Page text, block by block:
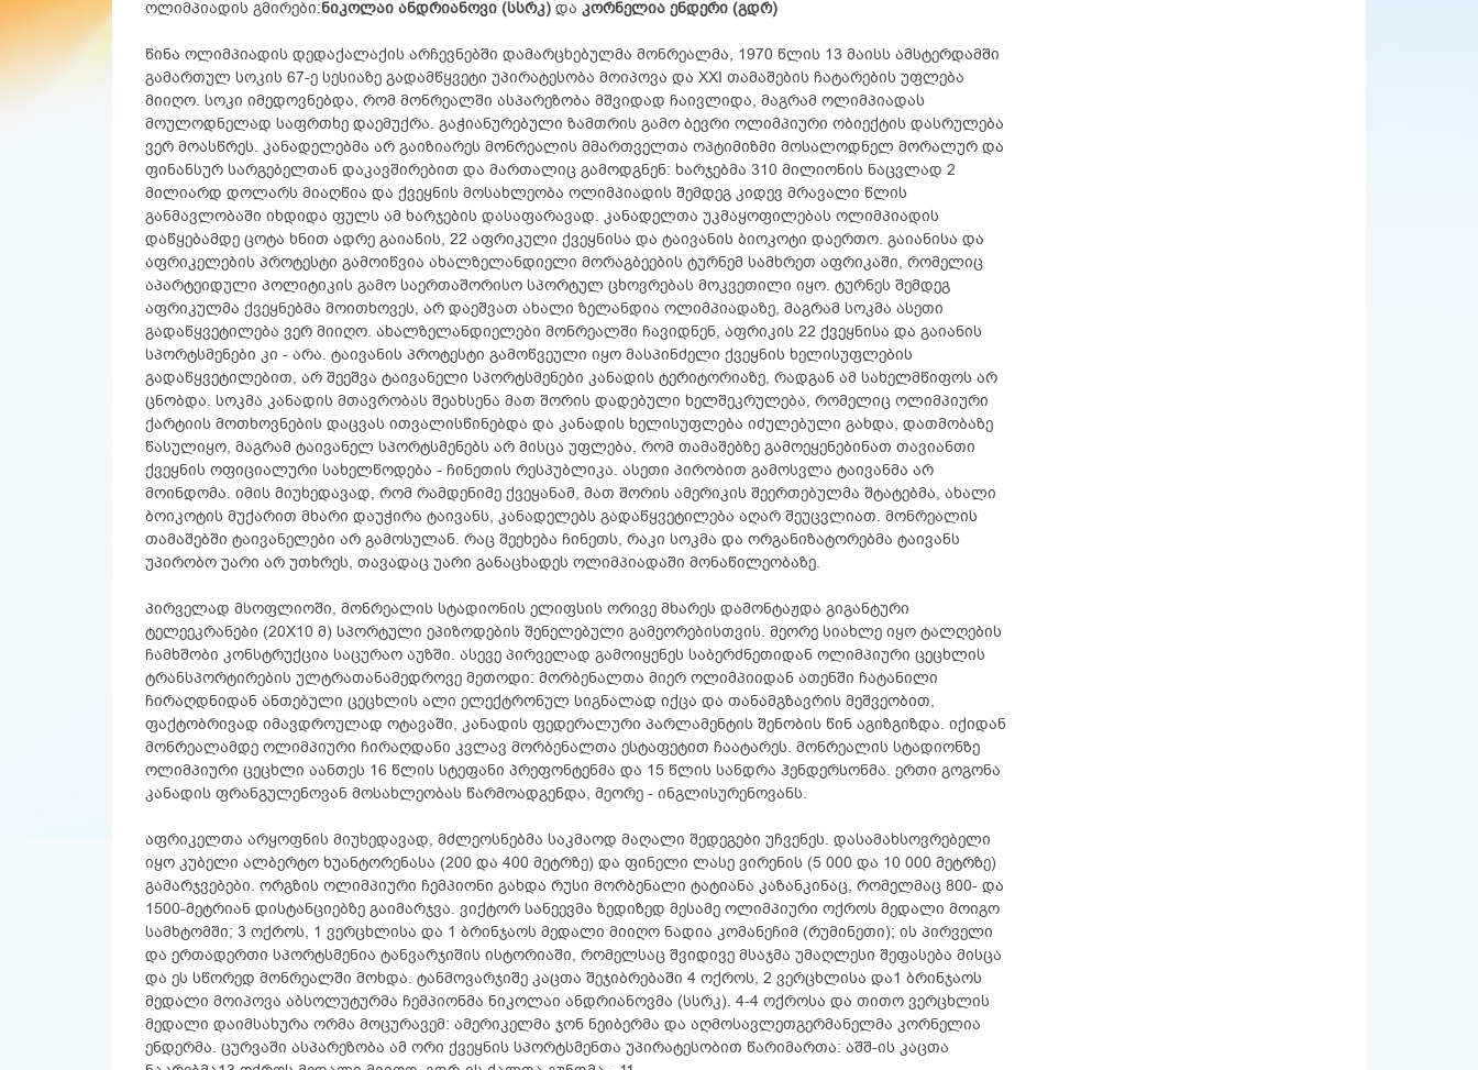
ოლიმპიადის გმირები:ნიკოლაი ანდრიანოვი (სსრკ) და კორნელია ენდერი (გდრ)
წინა ოლიმპიადის დედაქალაქის არჩევნებში დამარცხებულმა მონრეალმა, 1970 წლის 13 მაისს ამსტერდამში
გამართულ სოკის 67-ე სესიაზე გადამწყვეტი უპირატესობა მოიპოვა და XXI თამაშების ჩატარების უფლება
მიიღო. სოკი იმედოვნებდა, რომ მონრეალში ასპარეზობა მშვიდად ჩაივლიდა, მაგრამ ოლიმპიადას
მოულოდნელად საფრთხე დაემუქრა. გაჭიანურებული ზამთრის გამო ბევრი ოლიმპიური ობიექტის დასრულება
ვერ მოასწრეს. კანადელებმა არ გაიზიარეს მონრეალის მმართველთა ოპტიმიზმი მოსალოდნელ მორალურ და
ფინანსურ სარგებელთან დაკავშირებით და მართალიც გამოდგნენ: ხარჯებმა 310 მილიონის ნაცვლად 2
მილიარდ დოლარს მიაღწია და ქვეყნის მოსახლეობა ოლიმპიადის შემდეგ კიდევ მრავალი წლის
განმავლობაში იხდიდა ფულს ამ ხარჯების დასაფარავად. კანადელთა უკმაყოფილებას ოლიმპიადის
დაწყებამდე ცოტა ხნით ადრე გაიანის, 22 აფრიკული ქვეყნისა და ტაივანის ბიოკოტი დაერთო. გაიანისა და
აფრიკელების პროტესტი გამოიწვია ახალზელანდიელი მორაგბეების ტურნემ სამხრეთ აფრიკაში, რომელიც
აპარტეიდული პოლიტიკის გამო საერთაშორისო სპორტულ ცხოვრებას მოკვეთილი იყო. ტურნეს შემდეგ
აფრიკულმა ქვეყნებმა მოითხოვეს, არ დაეშვათ ახალი ზელანდია ოლიმპიადაზე, მაგრამ სოკმა ასეთი
გადაწყვეტილება ვერ მიიღო. ახალზელანდიელები მონრეალში ჩავიდნენ, აფრიკის 22 ქვეყნისა და გაიანის
სპორტსმენები კი - არა. ტაივანის პროტესტი გამოწვეული იყო მასპინძელი ქვეყნის ხელისუფლების
გადაწყვეტილებით, არ შეეშვა ტაივანელი სპორტსმენები კანადის ტერიტორიაზე, რადგან ამ სახელმწიფოს არ
ცნობდა. სოკმა კანადის მთავრობას შეახსენა მათ შორის დადებული ხელშეკრულება, რომელიც ოლიმპიური
ქარტიის მოთხოვნების დაცვას ითვალისწინებდა და კანადის ხელისუფლება იძულებული გახდა, დათმობაზე
წასულიყო, მაგრამ ტაივანელ სპორტსმენებს არ მისცა უფლება, რომ თამაშებზე გამოეყენებინათ თავიანთი
ქვეყნის ოფიციალური სახელწოდება - ჩინეთის რესპუბლიკა. ასეთი პირობით გამოსვლა ტაივანმა არ
მოინდომა. იმის მიუხედავად, რომ რამდენიმე ქვეყანამ, მათ შორის ამერიკის შეერთებულმა შტატებმა, ახალი
ბოიკოტის მუქარით მხარი დაუჭირა ტაივანს, კანადელებს გადაწყვეტილება აღარ შეუცვლიათ. მონრეალის
თამაშებში ტაივანელები არ გამოსულან. რაც შეეხება ჩინეთს, რაკი სოკმა და ორგანიზატორებმა ტაივანს
უპირობო უარი არ უთხრეს, თავადაც უარი განაცხადეს ოლიმპიადაში მონაწილეობაზე.
პირველად მსოფლიოში, მონრეალის სტადიონის ელიფსის ორივე მხარეს დამონტაჟდა გიგანტური
ტელეეკრანები (20X10 მ) სპორტული ეპიზოდების შენელებული გამეორებისთვის. მეორე სიახლე იყო ტალღების
ჩამხშობი კონსტრუქცია საცურაო აუზში. ასევე პირველად გამოიყენეს საბერძნეთიდან ოლიმპიური ცეცხლის
ტრანსპორტირების ულტრათანამედროვე მეთოდი: მორბენალთა მიერ ოლიმპიიდან ათენში ჩატანილი
ჩირაღდნიდან ანთებული ცეცხლის ალი ელექტრონულ სიგნალად იქცა და თანამგზავრის მეშვეობით,
ფაქტობრივად იმავდროულად ოტავაში, კანადის ფედერალური პარლამენტის შენობის წინ აგიზგიზდა. იქიდან
მონრეალამდე ოლიმპიური ჩირაღდანი კვლავ მორბენალთა ესტაფეტით ჩაატარეს. მონრეალის სტადიონზე
ოლიმპიური ცეცხლი აანთეს 16 წლის სტეფანი პრეფონტენმა და 15 წლის სანდრა ჰენდერსონმა. ერთი გოგონა
კანადის ფრანგულენოვან მოსახლეობას წარმოადგენდა, მეორე - ინგლისურენოვანს.
აფრიკელთა არყოფნის მიუხედავად, მძლეოსნებმა საკმაოდ მაღალი შედეგები უჩვენეს. დასამახსოვრებელი
იყო კუბელი ალბერტო ხუანტორენასა (200 და 400 მეტრზე) და ფინელი ლასე ვირენის (5 000 და 10 000 მეტრზე)
გამარჯვებები. ორგზის ოლიმპიური ჩემპიონი გახდა რუსი მორბენალი ტატიანა კაზანკინაც, რომელმაც 800- და
1500-მეტრიან დისტანციებზე გაიმარჯვა. ვიქტორ სანეევმა ზედიზედ მესამე ოლიმპიური ოქროს მედალი მოიგო
სამხტომში; 3 ოქროს, 1 ვერცხლისა და 1 ბრინჯაოს მედალი მიიღო ნადია კომანეჩიმ (რუმინეთი); ის პირველი
და ერთადერთი სპორტსმენია ტანვარჯიშის ისტორიაში, რომელსაც შვიდივე მსაჯმა უმაღლესი შეფასება მისცა
და ეს სწორედ მონრეალში მოხდა. ტანმოვარჯიშე კაცთა შეჯიბრებაში 4 ოქროს, 2 ვერცხლისა და1 ბრინჯაოს
მედალი მოიპოვა აბსოლუტურმა ჩემპიონმა ნიკოლაი ანდრიანოვმა (სსრკ). 4-4 ოქროსა და თითო ვერცხლის
მედალი დაიმსახურა ორმა მოცურავემ: ამერიკელმა ჯონ ნეიბერმა და აღმოსავლეთგერმანელმა კორნელია
ენდერმა. ცურვაში ასპარეზობა ამ ორი ქვეყნის სპორტსმენთა უპირატესობით წარიმართა: აშშ-ის კაცთა